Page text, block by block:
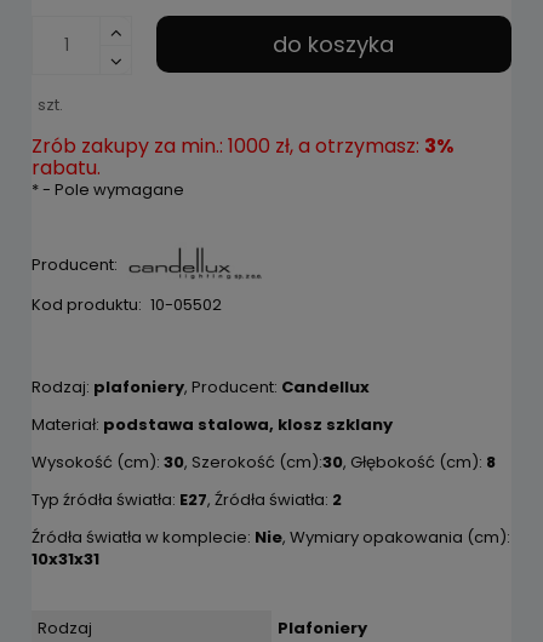
szt.
do koszyka
Zrób zakupy za min.: 1000 zł, a otrzymasz: 3%
rabatu.
*- Pole wymagane
Producent:
Kod produktu: 10-05502
Rodzaj: plafoniery, Producent: Candellux
Materiał: podstawa stalowa, klosz szklany
Wysokość (cm): 30, Szerokość (cm):30, Głębokość (cm): 8
Typ źródła światła: E27, Źródła światła: 2
Źródła światła w komplecie: Nie, Wymiary opakowania (cm):
10x31x31
Rodzaj
Plafoniery